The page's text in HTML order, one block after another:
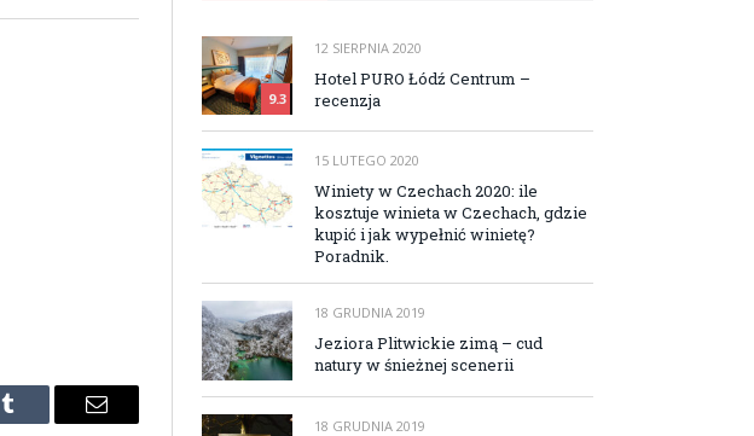
Tumblr Email
9.3
12 SIERPNIA 2020
Hotel PURO Łódź Centrum –
recenzja
15 LUTEGO 2020
Winiety w Czechach 2020: ile
kosztuje winieta w Czechach, gdzie
kupić i jak wypełnić winietę?
Poradnik.
18 GRUDNIA 2019
Jeziora Plitwickie zimą – cud
natury w śnieżnej scenerii
18 GRUDNIA 2019